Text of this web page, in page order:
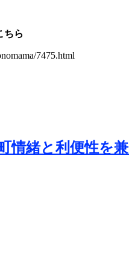
ちら
7475.html
情緒と利便性を